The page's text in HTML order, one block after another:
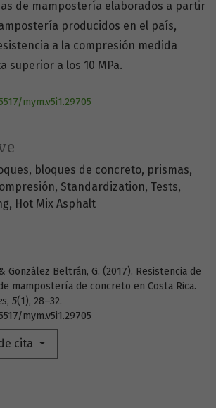
bloques de concreto prismas
Standardization Tests
Hot Mix Asphalt
González Beltrán, G. (2017). Resistencia de
mampostería de concreto en Costa Rica.
, 5(1), 28–32.
mym.v5i1.29705
cita
de mampostería elaborados a partir
producidos en el país,
a la compresión medida
superior a los 10 MPa.
mym.v5i1.29705